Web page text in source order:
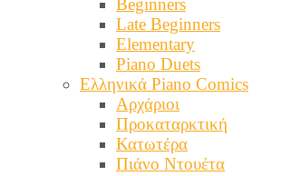
Beginners
Late Beginners
Elementary
Piano Duets
Ελληνικά Piano Comics
Αρχάριοι
Προκαταρκτική
Κατωτέρα
Πιάνο Ντουέτα